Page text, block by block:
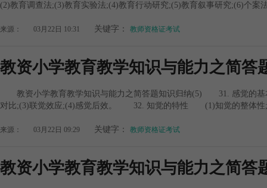
(2)教育调查法;(3)教育实验法;(4)教育行动研究;(5)教育叙事研究;(6)个
来源： 03月22日 10:31 关键字： 教师资格证考试
教资小学教育教学知识与能力之简答
教资小学教育教学知识与能力之简答题知识归纳(5) 31. 感觉的
对比;(3)联觉效应;(4)感觉后效。 32. 知觉的特性 (1)知觉的整体性
来源： 03月22日 09:29 关键字： 教师资格证考试
教资小学教育教学知识与能力之简答